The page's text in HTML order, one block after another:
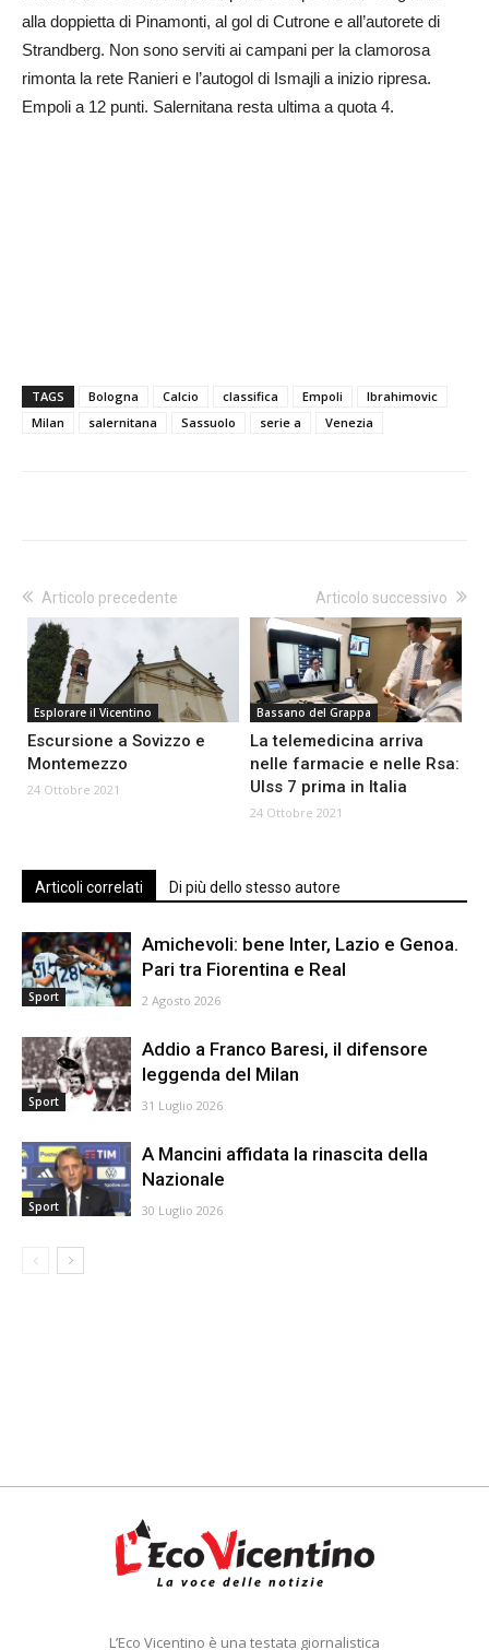
alla doppietta di Pinamonti, al gol di Cutrone e all’autorete di
Strandberg. Non sono serviti ai campani per la clamorosa
rimonta la rete Ranieri e l’autogol di Ismajli a inizio ripresa.
Empoli a 12 punti. Salernitana resta ultima a quota 4.
TAGS Bologna Calcio classifica Empoli
Ibrahimovic
Milan
salernitana Sassuolo serie a Venezia
Articolo precedente
Esplorare il Vicentino
Escursione a Sovizzo e
Montemezzo
24 Ottobre 2021
Articolo successivo
Bassano del Grappa
La telemedicina arriva
nelle farmacie e nelle Rsa:
Ulss 7 prima in Italia
24 Ottobre 2021
Articoli correlati Di più dello stesso autore
Sport
Amichevoli: bene Inter, Lazio e Genoa.
Pari tra Fiorentina e Real
2 Agosto 2026
Sport
Addio a Franco Baresi, il difensore
leggenda del Milan
31 Luglio 2026
Sport
A Mancini affidata la rinascita della
Nazionale
30 Luglio 2026
L’Eco Vicentino è una testata giornalistica